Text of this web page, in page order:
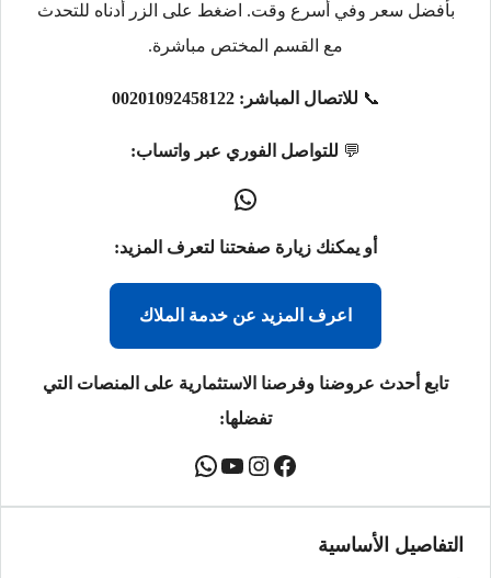
بأفضل سعر وفي أسرع وقت. اضغط على الزر أدناه للتحدث
مع القسم المختص مباشرة.
📞 للاتصال المباشر: 00201092458122
💬 للتواصل الفوري عبر واتساب:
أو يمكنك زيارة صفحتنا لتعرف المزيد:
اعرف المزيد عن خدمة الملاك
تابع أحدث عروضنا وفرصنا الاستثمارية على المنصات التي
تفضلها:
التفاصيل الأساسية